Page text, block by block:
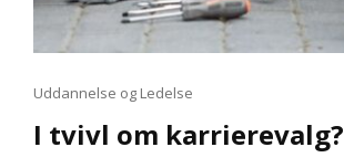
Cat
Uddannelse og Ledelse
I tvivl om karrierevalg?